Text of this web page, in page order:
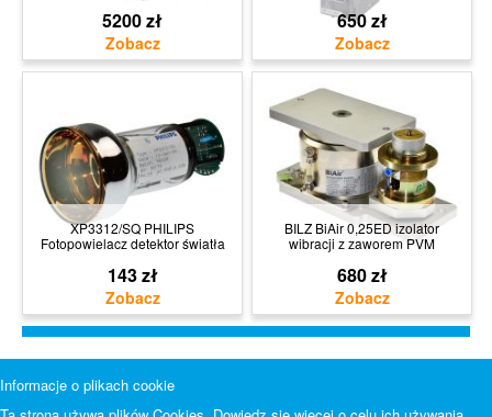
5200 zł 650 zł
XP3312/SQ PHILIPS
Fotopowielacz detektor światła
143 zł
BILZ BiAir 0,25ED izolator
wibracji z zaworem PVM
680 zł
Informacje o plikach cookie